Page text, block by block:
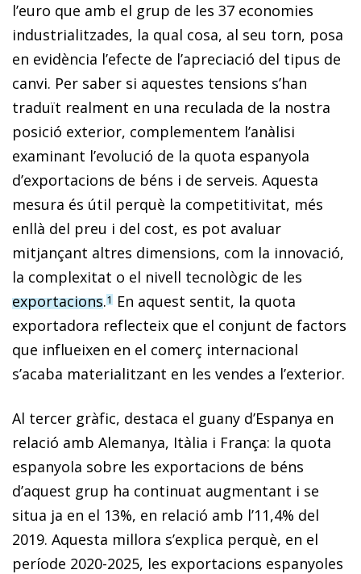
l’euro que amb el grup de les 37 economies
industrialitzades, la qual cosa, al seu torn, posa
en evidència l’efecte de l’apreciació del tipus de
canvi. Per saber si aquestes tensions s’han
traduït realment en una reculada de la nostra
posició exterior, complementem l’anàlisi
examinant l’evolució de la quota espanyola
d’exportacions de béns i de serveis. Aquesta
mesura és útil perquè la competitivitat, més
enllà del preu i del cost, es pot avaluar
mitjançant altres dimensions, com la innovació,
la complexitat o el nivell tecnològic de les
exporta­cions.1 En aquest sentit, la quota
exportadora reflecteix que el conjunt de factors
que influeixen en el comerç internacional
s’acaba materialitzant en les vendes a l’exterior.
Al tercer gràfic, destaca el guany d’Espanya en
relació amb Alemanya, Itàlia i França: la quota
espanyola sobre les exportacions de béns
d’aquest grup ha continuat augmentant i se
situa ja en el 13%, en relació amb l’11,4% del
2019. Aquesta millora s’explica perquè, en el
període 2020-2025, les exportacions espanyoles